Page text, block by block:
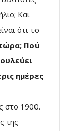
Και
ότι το
Πού
ημέρες
στο 1900.
της